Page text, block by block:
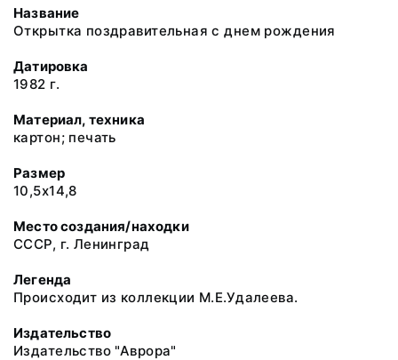
Название
Открытка поздравительная с днем рождения
Датировка
1982 г.
Материал, техника
картон; печать
Размер
10,5х14,8
Место создания/находки
СССР, г. Ленинград
Легенда
Происходит из коллекции М.Е.Удалеева.
Издательство
Издательство "Аврора"